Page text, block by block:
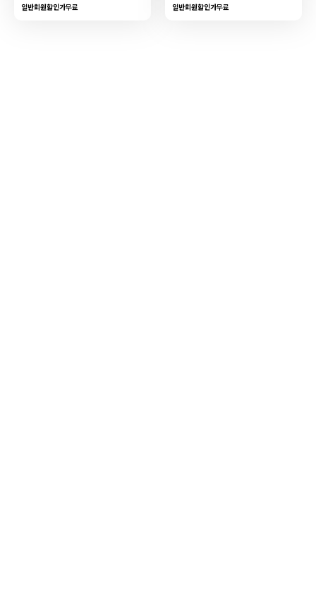
일반회원할인가무료 일반회원할인가무료